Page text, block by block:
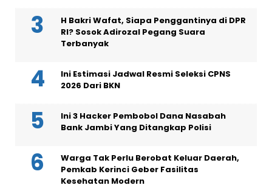
H Bakri Wafat, Siapa Penggantinya di DPR
RI? Sosok Adirozal Pegang Suara
Terbanyak
Ini Estimasi Jadwal Resmi Seleksi CPNS
2026 Dari BKN
Ini 3 Hacker Pembobol Dana Nasabah
Bank Jambi Yang Ditangkap Polisi
Warga Tak Perlu Berobat Keluar Daerah,
Pemkab Kerinci Geber Fasilitas
Kesehatan Modern